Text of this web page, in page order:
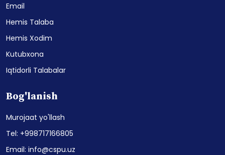
Email
Hemis Talaba
Hemis Xodim
Kutubxona
Iqtidorli Talabalar
Bog'lanish
Murojaat yo'llash
Tel: +998717166805
Email: info@cspu.uz